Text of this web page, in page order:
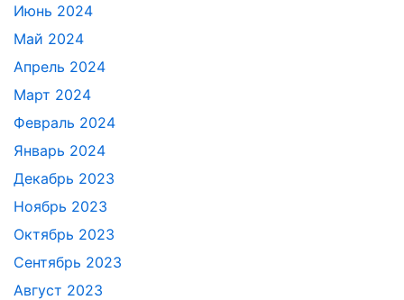
Июнь 2024
Май 2024
Апрель 2024
Март 2024
Февраль 2024
Январь 2024
Декабрь 2023
Ноябрь 2023
Октябрь 2023
Сентябрь 2023
Август 2023